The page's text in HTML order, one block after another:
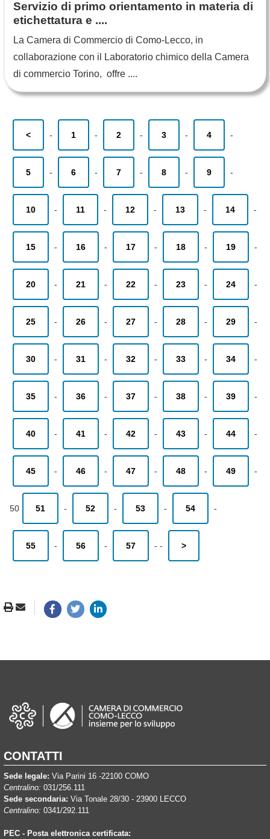
Servizio di primo orientamento in materia di
etichettatura e ....
La Camera di Commercio di Como-Lecco, in
collaborazione con il Laboratorio chimico della Camera
di commercio Torino, offre ....
< - 1 - 2 - 3 - 4 -
5 - 6 - 7 - 8 - 9 -
10 - 11 - 12 - 13 - 14 -
15 - 16 - 17 - 18 - 19 -
20 - 21 - 22 - 23 - 24 -
25 - 26 - 27 - 28 - 29 -
30 - 31 - 32 - 33 - 34 -
35 - 36 - 37 - 38 - 39 -
40 - 41 - 42 - 43 - 44 -
45 - 46 - 47 - 48 - 49 -
50 51 - 52 - 53 - 54 -
55 - 56 - 57 - - >
CONTATTI
Sede legale: Via Parini 16 -22100 COMO
Centralino: 031/256.111
Sede secondaria: Via Tonale 28/30 - 23900 LECCO
Centralino: 0341/292.111
PEC - Posta elettronica certificata: